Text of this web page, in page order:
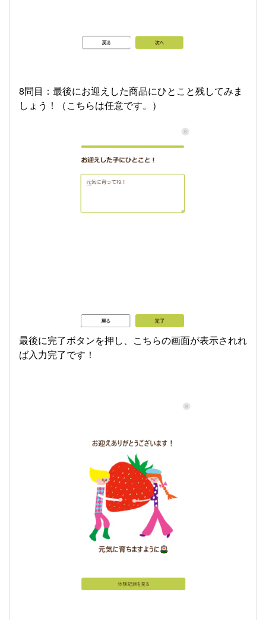
8問目：最後にお迎えした商品にひとこと残してみま
しょう！（こちらは任意です。）
最後に完了ボタンを押し、こちらの画面が表示されれ
ば入力完了です！